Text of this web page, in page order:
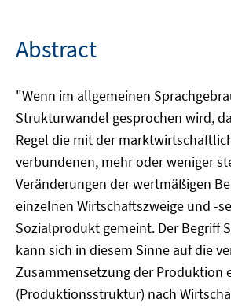
Abstract
"Wenn im allgemeinen
Strukturwandel gesprochen wird,
Regel die mit der
verbundenen, mehr oder weniger
Veränderungen der wertmäßigen
einzelnen Wirtschaftszweige und -
Sozialprodukt gemeint. Der Begriff
kann sich in diesem Sinne auf die
Zusammensetzung der Produktion
(Produktionsstruktur) nach